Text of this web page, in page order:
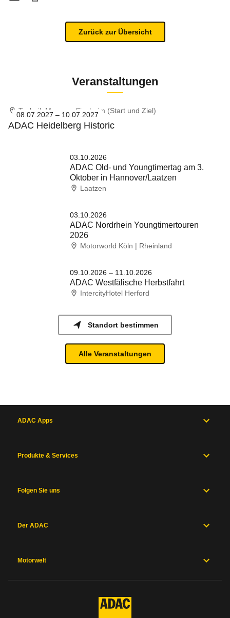
Zurück zur Übersicht
Veranstaltungen
08.07.2027 – 10.07.2027
Technik Museum Sinsheim (Start und Ziel)
ADAC Heidelberg Historic
03.10.2026
Laatzen
ADAC Old- und Youngtimertag am 3.
Oktober in Hannover/Laatzen
03.10.2026
Motorworld Köln | Rheinland
ADAC Nordrhein Youngtimertouren
2026
09.10.2026 – 11.10.2026
IntercityHotel Herford
ADAC Westfälische Herbstfahrt
Standort bestimmen
Alle Veranstaltungen
ADAC Apps
Produkte & Services
Folgen Sie uns
Der ADAC
Motorwelt